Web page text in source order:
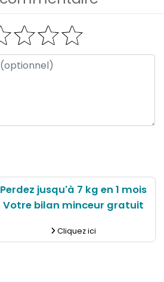
Perdez jusqu'à 7 kg en 1 mois
Votre bilan minceur gratuit
Cliquez ici